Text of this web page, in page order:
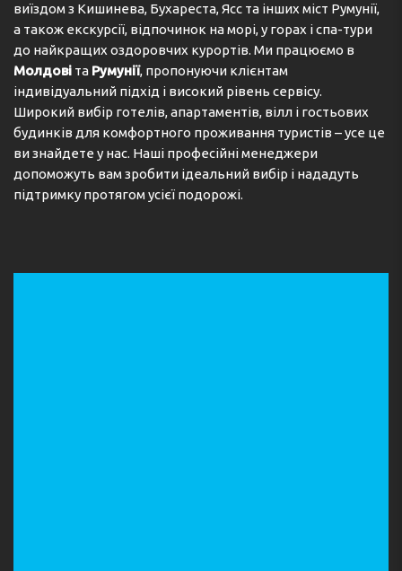
виїздом з Кишинева, Бухареста, Ясс та інших міст Румунії,
а також екскурсії, відпочинок на морі, у горах і спа-тури
до найкращих оздоровчих курортів. Ми працюємо в
Молдові та Румунії, пропонуючи клієнтам
індивідуальний підхід і високий рівень сервісу.
Широкий вибір готелів, апартаментів, вілл і гостьових
будинків для комфортного проживання туристів – усе це
ви знайдете у нас. Наші професійні менеджери
допоможуть вам зробити ідеальний вибір і нададуть
підтримку протягом усієї подорожі.